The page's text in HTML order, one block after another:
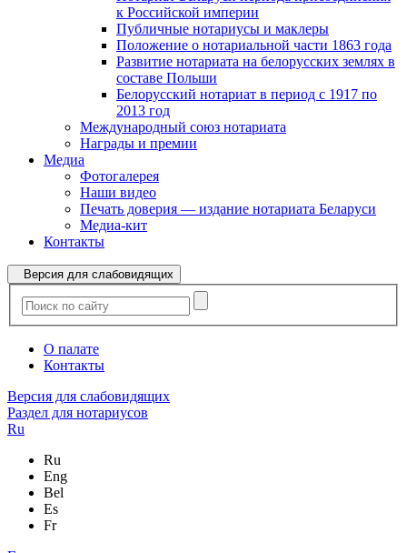
к Российской империи
Публичные нотариусы и маклеры
Положение о нотариальной части 1863 года
Развитие нотариата на белорусских землях в
составе Польши
Белорусский нотариат в период с 1917 по
2013 год
Международный союз нотариата
Награды и премии
Медиа
Фотогалерея
Наши видео
Печать доверия — издание нотариата Беларуси
Медиа-кит
Контакты
Версия для слабовидящих
О палате
Контакты
Версия для слабовидящих
Раздел для нотариусов
Ru
Ru
Eng
Bel
Es
Fr